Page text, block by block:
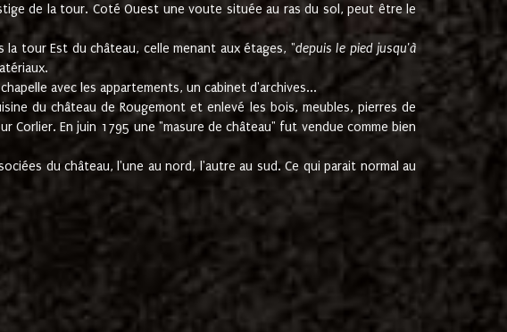
de la tour. Coté Ouest une voute située au ras du sol, peut être le
la tour Est du château, celle menant aux étages, "depuis le pied jusqu'à
avec les appartements, un cabinet d'archives...
du château de Rougemont et enlevé les bois, meubles, pierres de
En juin 1795 une "masure de château" fut vendue comme bien
du château, l'une au nord, l'autre au sud. Ce qui parait normal au